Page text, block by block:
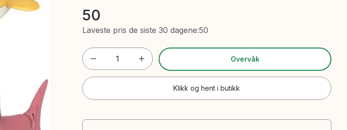
50
Laveste pris de siste 30 dagene:50
1 Overvåk
Klikk og hent i butikk